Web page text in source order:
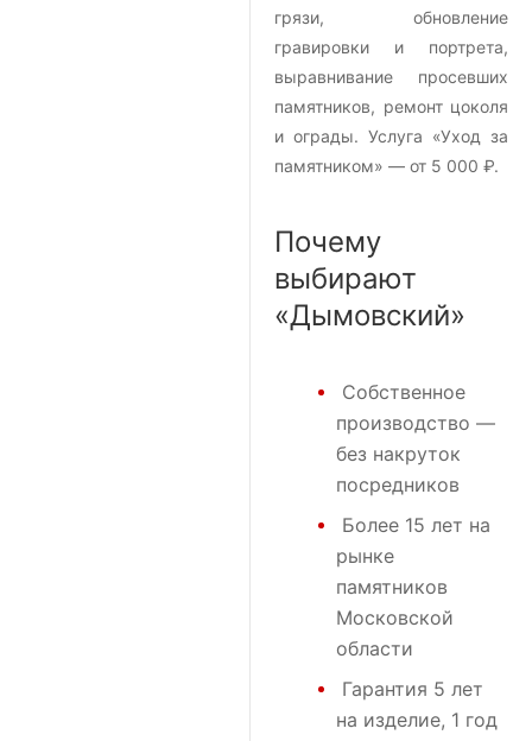
грязи, обновление
гравировки и портрета,
выравнивание просевших
памятников, ремонт цоколя
и ограды. Услуга «Уход за
памятником» — от 5 000 ₽.
Почему
выбирают
«Дымовский»
Собственное
производство —
без накруток
посредников
Более 15 лет на
рынке
памятников
Московской
области
Гарантия 5 лет
на изделие, 1 год